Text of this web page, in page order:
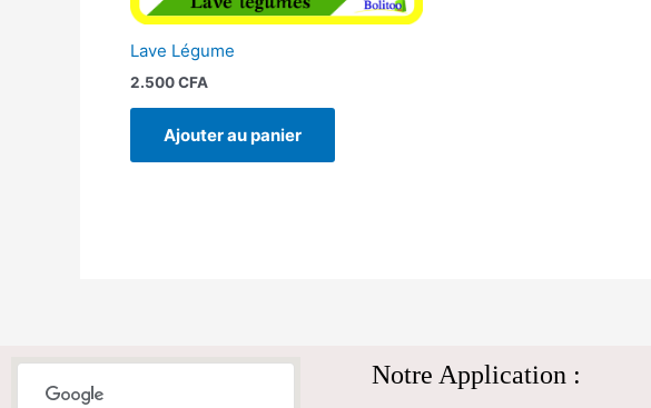
Lave Légume
2.500CFA
Ajouter au panier
Notre Application :